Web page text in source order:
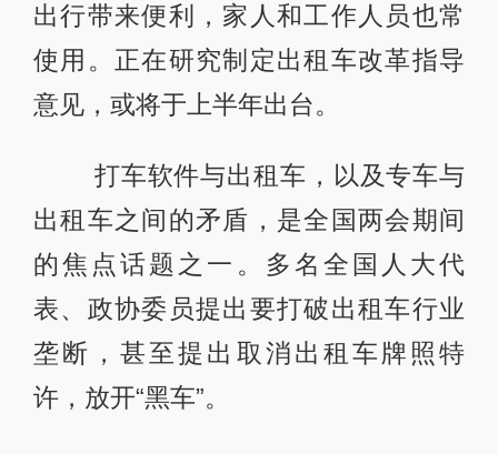
出行带来便利，家人和工作人员也常
使用。正在研究制定出租车改革指导
意见，或将于上半年出台。
打车软件与出租车，以及专车与
出租车之间的矛盾，是全国两会期间
的焦点话题之一。多名全国人大代
表、政协委员提出要打破出租车行业
垄断，甚至提出取消出租车牌照特
许，放开“黑车”。